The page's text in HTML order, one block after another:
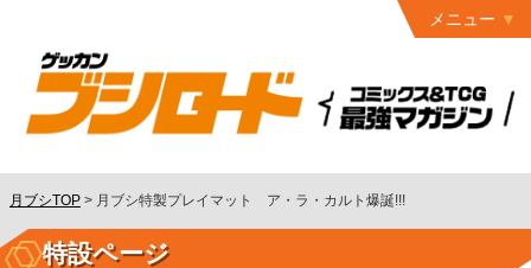
メニュー
最終号
連載作品
月ブシTOP > 月ブシ特製プレイマット ア・ラ・カルト爆誕!!!
特設ページ